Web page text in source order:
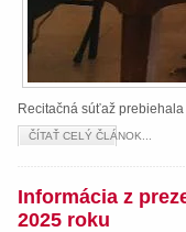
Recitačná súťaž
ČÍTAŤ CELÝ ČLÁNOK...
Informácia z
2025 roku